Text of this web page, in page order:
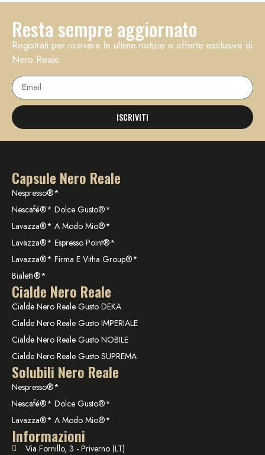
Resta sempre aggiornato
Registrati per ricevere le ultime notizie e offerte esclusive di
Nero Reale.
ISCRIVITI
Capsule Nero Reale
Nespresso®*
Nescafé®* Dolce Gusto®*
Lavazza®* A Modo Mio®*
Lavazza®* Espresso Point®*
Lavazza®* Firma E Vitha Group®*
Bialetti®*
Cialde Nero Reale
Cialde Nero Reale Gusto DEKA
Cialde Nero Reale Gusto IMPERIALE
Cialde Nero Reale Gusto NOBILE
Cialde Nero Reale Gusto SUPREMA
Solubili Nero Reale
Nespresso®*
Nescafé®* Dolce Gusto®*
Lavazza®* A Modo Mio®*
Informazioni
Via Fornillo, 3 - Priverno (LT)